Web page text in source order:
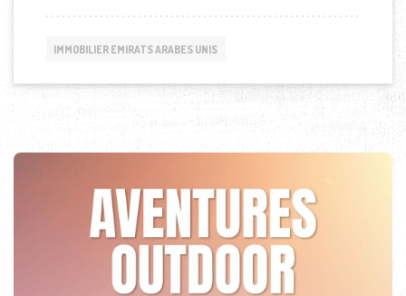
IMMOBILIER EMIRATS ARABES UNIS